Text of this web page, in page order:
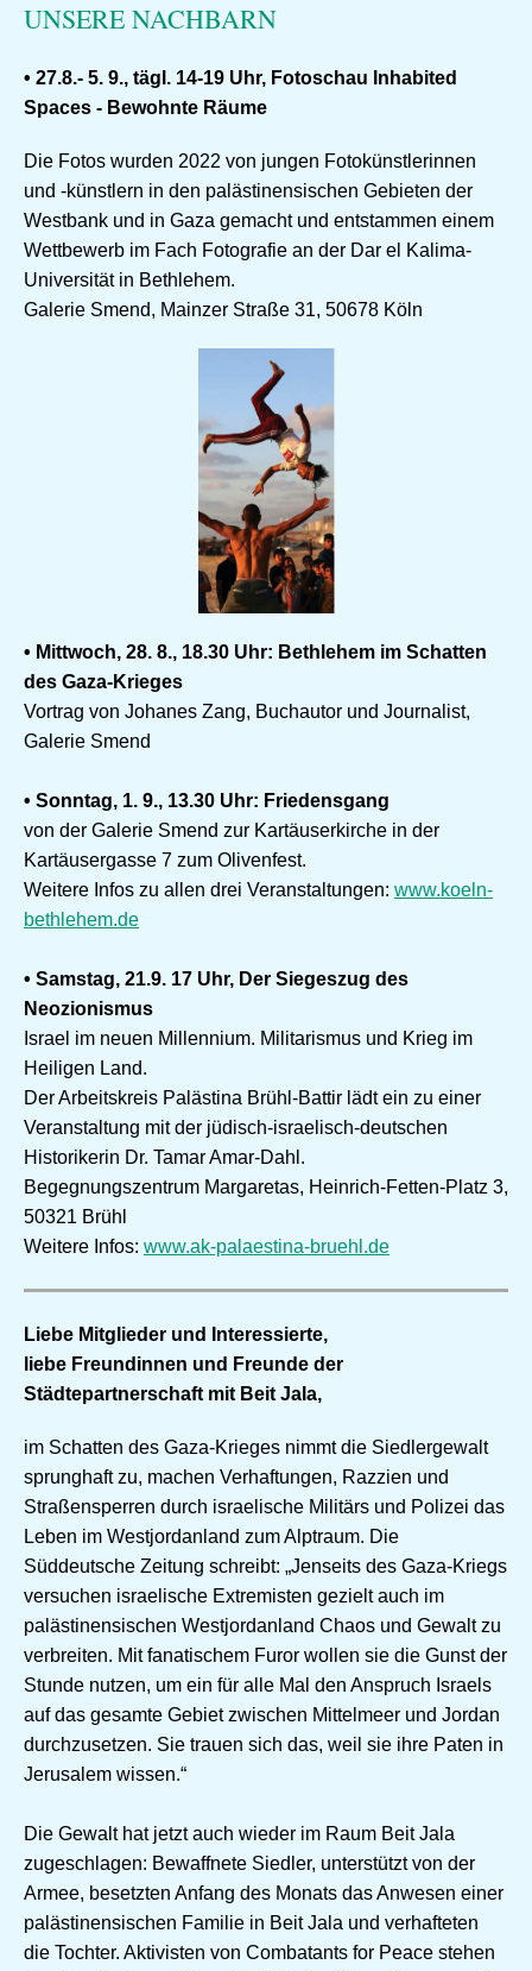
UNSERE NACHBARN
• 27.8.- 5. 9., tägl. 14-19 Uhr, Fotoschau Inhabited
Spaces - Bewohnte Räume
Die Fotos wurden 2022 von jungen Fotokünstlerinnen
und -künstlern in den palästinensischen Gebieten der
Westbank und in Gaza gemacht und entstammen einem
Wettbewerb im Fach Fotografie an der Dar el Kalima-
Universität in Bethlehem.
Galerie Smend, Mainzer Straße 31, 50678 Köln
• Mittwoch, 28. 8., 18.30 Uhr: Bethlehem im Schatten
des Gaza-Krieges
Vortrag von Johanes Zang, Buchautor und Journalist,
Galerie Smend
• Sonntag, 1. 9., 13.30 Uhr: Friedensgang
von der Galerie Smend zur Kartäuserkirche in der
Kartäusergasse 7 zum Olivenfest.
Weitere Infos zu allen drei Veranstaltungen: www.koeln-
bethlehem.de
• Samstag, 21.9. 17 Uhr, Der Siegeszug des
Neozionismus
Israel im neuen Millennium. Militarismus und Krieg im
Heiligen Land.
Der Arbeitskreis Palästina Brühl-Battir lädt ein zu einer
Veranstaltung mit der jüdisch-israelisch-deutschen
Historikerin Dr. Tamar Amar-Dahl.
Begegnungszentrum Margaretas, Heinrich-Fetten-Platz 3,
50321 Brühl
Weitere Infos: www.ak-palaestina-bruehl.de
Liebe Mitglieder und Interessierte,
liebe Freundinnen und Freunde der
Städtepartnerschaft mit Beit Jala,
im Schatten des Gaza-Krieges nimmt die Siedlergewalt
sprunghaft zu, machen Verhaftungen, Razzien und
Straßensperren durch israelische Militärs und Polizei das
Leben im Westjordanland zum Alptraum. Die
Süddeutsche Zeitung schreibt: „Jenseits des Gaza-Kriegs
versuchen israelische Extremisten gezielt auch im
palästinensischen Westjordanland Chaos und Gewalt zu
verbreiten. Mit fanatischem Furor wollen sie die Gunst der
Stunde nutzen, um ein für alle Mal den Anspruch Israels
auf das gesamte Gebiet zwischen Mittelmeer und Jordan
durchzusetzen. Sie trauen sich das, weil sie ihre Paten in
Jerusalem wissen.“
Die Gewalt hat jetzt auch wieder im Raum Beit Jala
zugeschlagen: Bewaffnete Siedler, unterstützt von der
Armee, besetzten Anfang des Monats das Anwesen einer
palästinensischen Familie in Beit Jala und verhafteten
die Tochter. Aktivisten von Combatants for Peace stehen